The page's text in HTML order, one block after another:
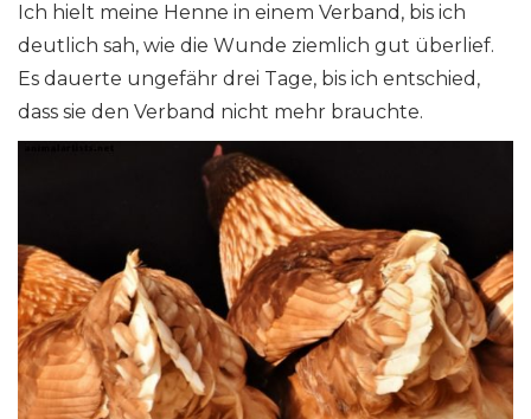
Ich hielt meine Henne in einem Verband, bis ich
deutlich sah, wie die Wunde ziemlich gut überlief.
Es dauerte ungefähr drei Tage, bis ich entschied,
dass sie den Verband nicht mehr brauchte.